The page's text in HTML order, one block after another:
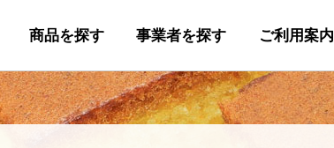
商品を探す 事業者を探す ご利用案内